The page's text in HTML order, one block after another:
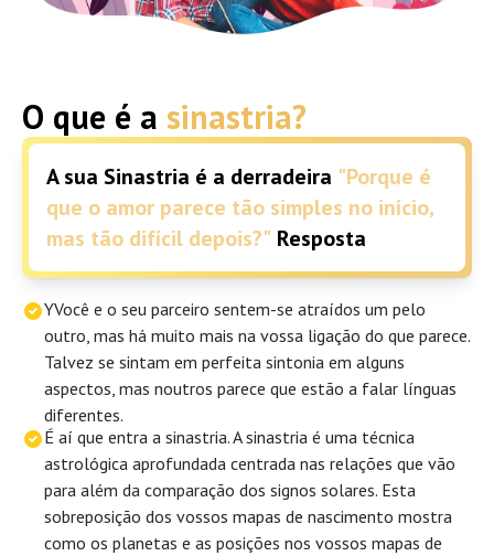
O que é a sinastria?
A sua Sinastria é a derradeira "Porque é
que o amor parece tão simples no início,
mas tão difícil depois?" Resposta
YVocê e o seu parceiro sentem-se atraídos um pelo
outro, mas há muito mais na vossa ligação do que parece.
Talvez se sintam em perfeita sintonia em alguns
aspectos, mas noutros parece que estão a falar línguas
diferentes.
É aí que entra a sinastria. A sinastria é uma técnica
astrológica aprofundada centrada nas relações que vão
para além da comparação dos signos solares. Esta
sobreposição dos vossos mapas de nascimento mostra
como os planetas e as posições nos vossos mapas de